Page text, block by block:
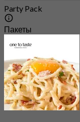
Party Pack
Пакеты